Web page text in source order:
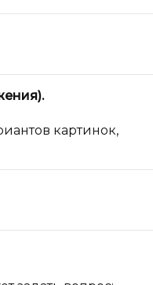
картинок,